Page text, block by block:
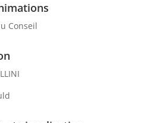
Conseil